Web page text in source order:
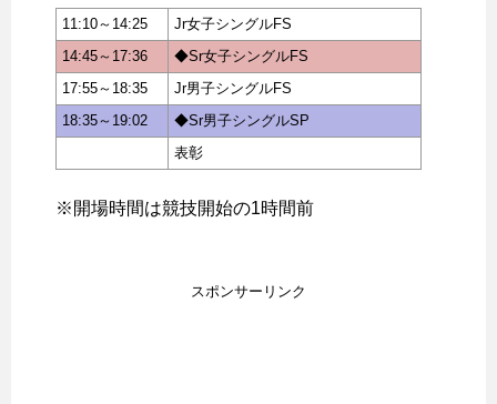
11:10～14:25
Jr女子シングルFS
14:45～17:36
◆Sr女子シングルFS
17:55～18:35
Jr男子シングルFS
18:35～19:02
◆Sr男子シングルSP
表彰
※開場時間は競技開始の1時間前
スポンサーリンク